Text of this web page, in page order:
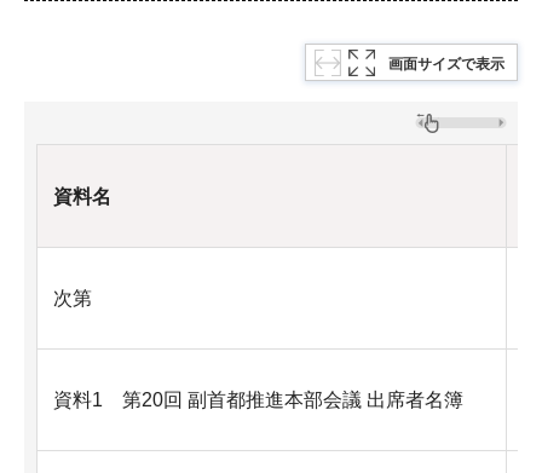
画面サイズで表示
資料名
次第
資料1 第20回 副首都推進本部会議 出席者名簿